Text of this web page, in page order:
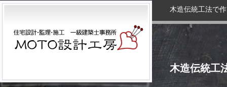
木造伝統工法で
木造伝統工